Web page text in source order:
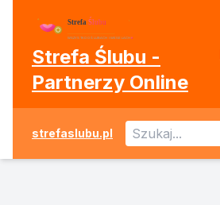
Strefa Ślubu -
Partnerzy Online
strefaslubu.pl